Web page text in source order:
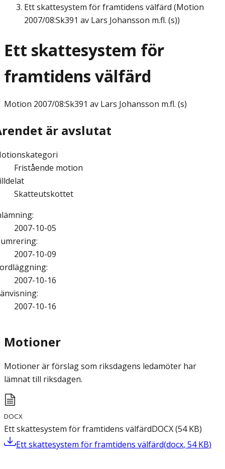
Ett skattesystem för framtidens välfärd (Motion
2007/08:Sk391 av Lars Johansson m.fl. (s))
Ett skattesystem för
framtidens välfärd
Motion 2007/08:Sk391 av Lars Johansson m.fl. (s)
är avslutat
Fristående motion
Skatteutskottet
:
2007-10-05
:
2007-10-09
:
2007-10-16
:
2007-10-16
Motioner
Motioner är förslag som riksdagens ledamöter har
lämnat till riksdagen.
DOCX
Ett skattesystem för framtidens välfärdDOCX(54 KB)
Ett skattesystem för framtidens välfärd(docx, 54 KB)